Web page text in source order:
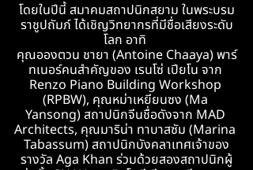
โดยในปีนี้ สมาคมสถาปนิกสยาม ในพระบรม
ราชูปถัมภ์ ได้เชิญวิทยากรที่มีชื่อเสียงระดับ
โลก อาทิ
คุณอองตวน ชายา (Antoine Chaaya) พาร์
ทเนอร์คนสำคัญของ เรนโซ่ เปียโน จาก
Renzo Piano Building Workshop
(RPBW), คุณหม่าเหยียนซง (Ma
Yansong) สถาปนิกจีนชื่อดังจาก MAD
Architects, คุณมาริน่า ทาบาสซัม (Marina
Tabassum) สถาปนิกบังคลาเทศเจ้าของ
รางวัล Aga Khan ร่วมด้วยสองสถาปนิกผู้